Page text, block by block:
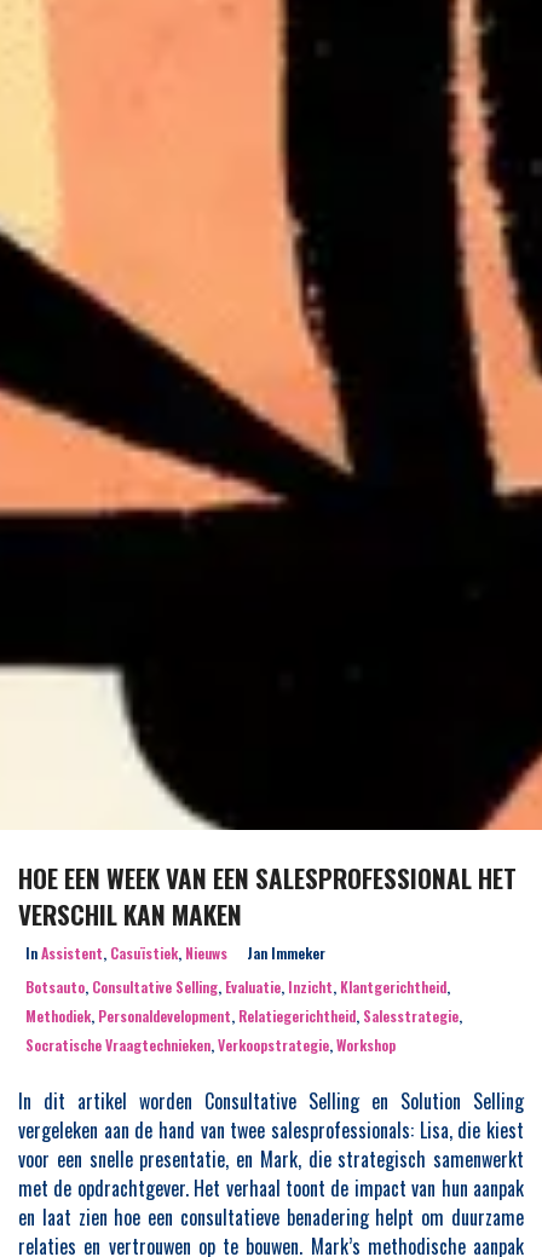
HOE EEN WEEK VAN EEN SALESPROFESSIONAL HET
VERSCHIL KAN MAKEN
InAssistent, Casuïstiek, Nieuws
Jan Immeker
Botsauto, Consultative Selling, Evaluatie, Inzicht, Klantgerichtheid,
Methodiek, Personaldevelopment, Relatiegerichtheid, Salesstrategie,
Socratische Vraagtechnieken,Verkoopstrategie,Workshop
In dit artikel worden Consultative Selling en Solution Selling
vergeleken aan de hand van twee salesprofessionals: Lisa, die kiest
voor een snelle presentatie, en Mark, die strategisch samenwerkt
met de opdrachtgever. Het verhaal toont de impact van hun aanpak
en laat zien hoe een consultatieve benadering helpt om duurzame
relaties en vertrouwen op te bouwen. Mark’s methodische aanpak